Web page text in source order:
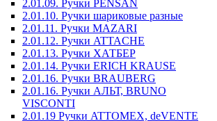
2.01.09. Ручки PENSAN
2.01.10. Ручки шариковые разные
2.01.11. Ручки MAZARI
2.01.12. Ручки ATTACHE
2.01.13. Ручки ХАТБЕР
2.01.14. Ручки ERICH KRAUSE
2.01.16. Ручки BRAUBERG
2.01.16. Ручки АЛЬТ, BRUNO
VISCONTI
2.01.19 Ручки ATTOMEX, deVENTE